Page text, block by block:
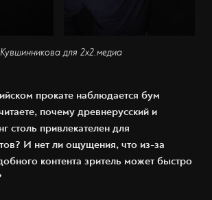
для 2х2.медиа
прокате наблюдается бум
почему древнерусский и
столь привлекателен для
И нет ли ощущения, что из-за
контента зритель может быстро